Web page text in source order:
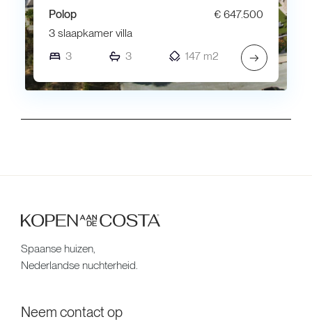
Polop
€ 647.500
3 slaapkamer villa
3
3 147 m2 →
Spaanse huizen,
Nederlandse nuchterheid.
Neem contact op